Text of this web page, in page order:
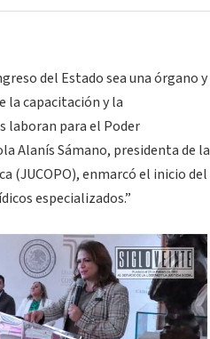
del Estado sea una órgano y
capacitación y la
laboran para el Poder
Alanís Sámano, presidenta de la
(JUCOPO), enmarcó el inicio del
especializados.”